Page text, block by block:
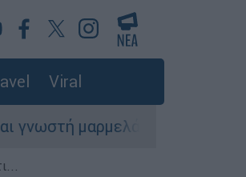
Viral
- Κίνδυνος θραύσης